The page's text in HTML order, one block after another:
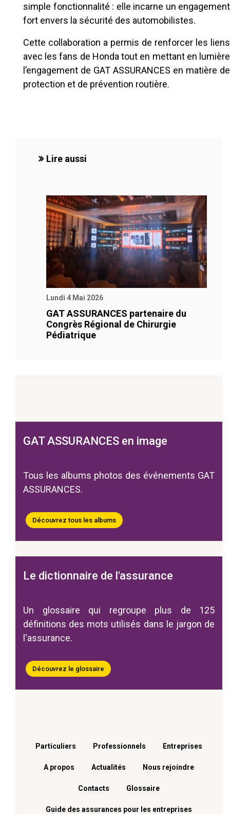
simple fonctionnalité : elle incarne un engagement
fort envers la sécurité des automobilistes.
Cette collaboration a permis de renforcer les liens
avec les fans de Honda tout en mettant en lumière
l’engagement de GAT ASSURANCES en matière de
protection et de prévention routière.
Lire aussi
Lundi 4 Mai 2026
GAT ASSURANCES partenaire du
Congrès Régional de Chirurgie
Pédiatrique
GAT ASSURANCES en image
Tous les albums photos des événements GAT
ASSURANCES.
Découvrez tous les albums
Le dictionnaire de l'assurance
Un glossaire qui regroupe plus de 125
définitions des mots utilisés dans le jargon de
l'assurance.
Découvrez le glossaire
Menu footer
Particuliers Professionnels Entreprises
A propos Actualités Nous rejoindre
Contacts Glossaire
Guide des assurances pour les entreprises